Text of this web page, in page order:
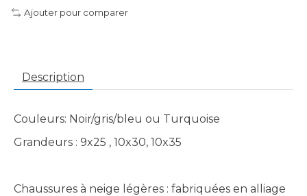
Ajouter pour comparer
Description
Couleurs: Noir/gris/bleu ou Turquoise
Grandeurs : 9x25 , 10x30, 10x35
Chaussures à neige légères : fabriquées en alliage